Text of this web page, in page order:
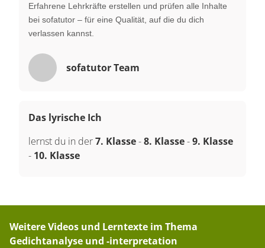
Erfahrene Lehrkräfte erstellen und prüfen alle Inhalte
bei sofatutor – für eine Qualität, auf die du dich
verlassen kannst.
sofatutor Team
Das lyrische Ich
lernst du in der7. Klasse-8. Klasse-9. Klasse
- 10. Klasse
Weitere Videos und Lerntexte im Thema
Gedichtanalyse und -interpretation